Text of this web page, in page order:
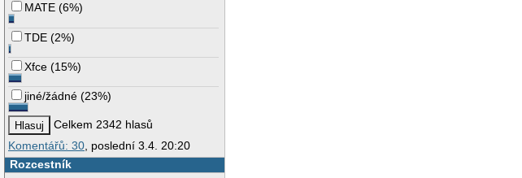
MATE (6%)
TDE (2%)
Xfce (15%)
jiné/žádné (23%)
Celkem 2342 hlasů
Komentářů: 30 , poslední 3.4. 20:20
Rozcestník